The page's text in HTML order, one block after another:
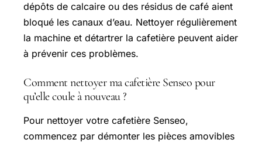
dépôts de calcaire ou des résidus de café aient
bloqué les canaux d’eau. Nettoyer régulièrement
la machine et détartrer la cafetière peuvent aider
à prévenir ces problèmes.
Comment nettoyer ma cafetière Senseo pour
qu’elle coule à nouveau ?
Pour nettoyer votre cafetière Senseo,
commencez par démonter les pièces amovibles